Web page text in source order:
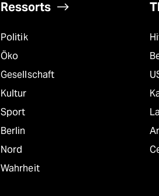
Ressorts
Politik
Öko
Gesellschaft
Kultur
Sport
Berlin
Nord
Wahrheit